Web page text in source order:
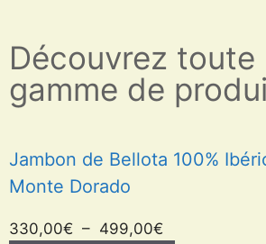
Découvrez toute
gamme de
Jambon de Bellota 100%
Monte Dorado
330,00€ – 499,00€